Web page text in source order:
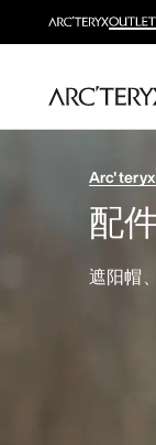
配
遮阳帽